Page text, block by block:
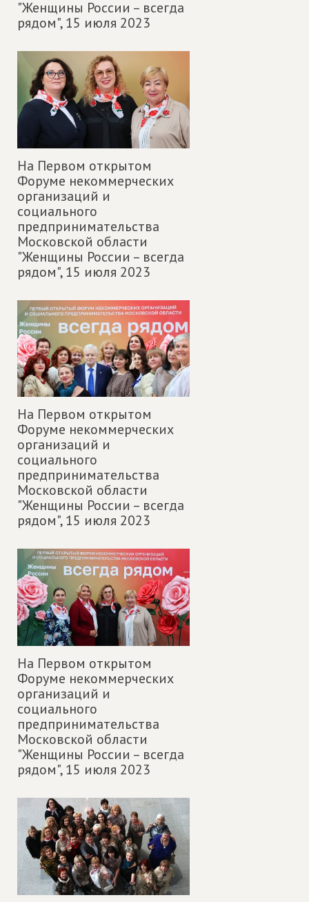
"Женщины России – всегда
рядом",15 июля 2023
На Первом открытом
Форуме некоммерческих
организаций и
социального
предпринимательства
Московской области
"Женщины России – всегда
рядом",15 июля 2023
На Первом открытом
Форуме некоммерческих
организаций и
социального
предпринимательства
Московской области
"Женщины России – всегда
рядом",15 июля 2023
На Первом открытом
Форуме некоммерческих
организаций и
социального
предпринимательства
Московской области
"Женщины России – всегда
рядом",15 июля 2023